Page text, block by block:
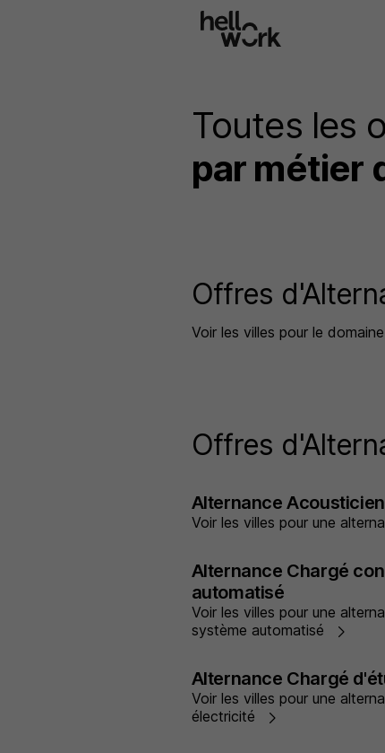
Toutes les
par métier
Offres
Voir les villes pour le
Offres
Alternance Acousticien
Voir les villes pour une
Alternance Chargé
automatisé
Voir les villes pour une
système automatisé
Alternance Chargé
Voir les villes pour une
électricité